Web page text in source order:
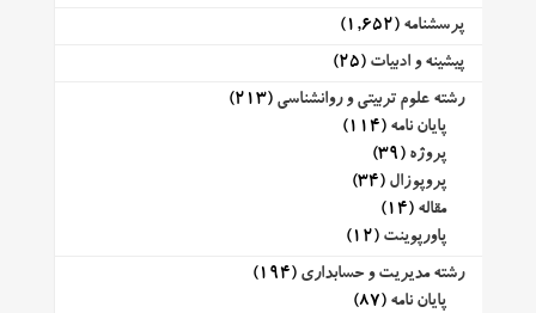
پرسشنامه (1,652)
پیشینه و ادبیات (25)
رشته علوم تربیتی و روانشناسی (213)
پایان نامه (114)
پروژه (39)
پروپوزال (34)
مقاله (14)
پاورپوینت (12)
رشته مدیریت و حسابداری (194)
پایان نامه (87)